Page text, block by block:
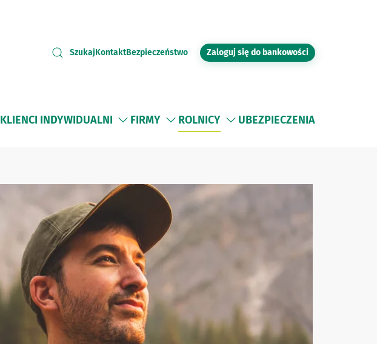
SzukajKontaktBezpieczeństwo Zaloguj się do bankowości
KLIENCI INDYWIDUALNI FIRMY ROLNICY UBEZPIECZENIA